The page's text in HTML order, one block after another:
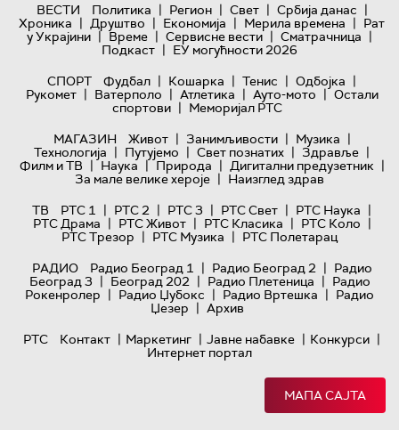
ВЕСТИ Политика | Регион | Свет | Србија данас |
Хроника | Друштво | Економија | Мерила времена | Рат
у Украјини | Време | Сервисне вести | Сматрачница |
Подкаст | ЕУ могућности 2026
СПОРТ
Фудбал | Кошарка | Тенис | Одбојка |
Рукомет | Ватерполо | Атлетика | Ауто-мото | Остали
спортови | Меморијал РТС
МАГАЗИН
Живот | Занимљивости | Музика |
Технологијa | Путујемо | Свет познатих | Здравље |
Филм и ТВ | Наука | Природа | Дигитални предузетник |
За мале велике хероје | Наизглед здрав
ТВ
РТС 1 | РТС 2 | РТС 3 | РТС Свет | РТС Наука |
РТС Драма | РТС Живот | РТС Класика | РТС Коло |
РТС Трезор | РТС Музика | РТС Полетарац
РАДИО
Радио Београд 1 | Радио Београд 2 | Радио
Београд 3 | Београд 202 | Радио Плетеница | Радио
Рокенролер | Радио Џубокс | Радио Вртешка | Радио
Џезер | Архив
РТС
Контакт | Маркетинг | Јавне набавке | Конкурси |
Интернет портал
МАПА САЈТА